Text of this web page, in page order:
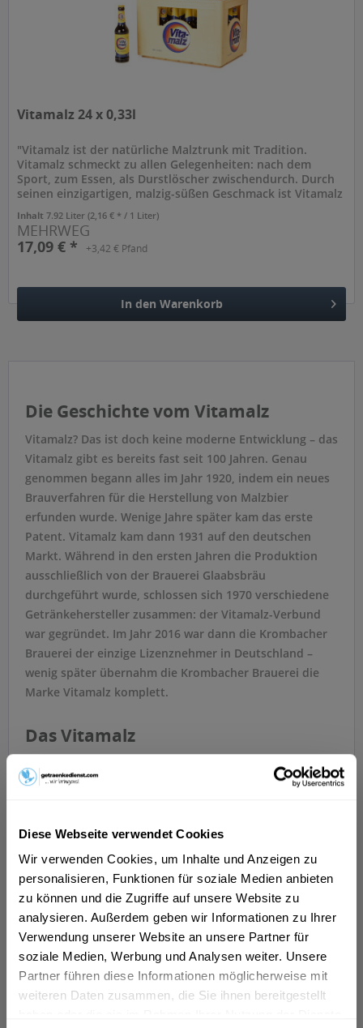
Diese Webseite verwendet Cookies
Wir verwenden Cookies, um Inhalte und Anzeigen zu
personalisieren, Funktionen für soziale Medien anbieten
zu können und die Zugriffe auf unsere Website zu
analysieren. Außerdem geben wir Informationen zu Ihrer
Verwendung unserer Website an unsere Partner für
soziale Medien, Werbung und Analysen weiter. Unsere
Partner führen diese Informationen möglicherweise mit
weiteren Daten zusammen, die Sie ihnen bereitgestellt
Vitamalz 24 x 0,33l
"Vitamalz ist der natürliche Malztrunk mit Tradition.
Vitamalz schmeckt zu allen Gelegenheiten: nach dem
Sport, zum Essen, als Durstlöscher zwischendurch. Durch
seinen einzigartigen, malzig-süßen Geschmack ist Vitamalz
Inhalt7.92 Liter(2,16 € * / 1 Liter)
MEHRWEG
17,09 € *
+3,42 € Pfand
In den Warenkorb
Die Geschichte vom Vitamalz
Vitamalz? Das ist doch keine moderne Entwicklung – das
Vitamalz gibt es bereits fast seit 100 Jahren. Genau
genommen begann alles im Jahr 1920, indem ein neues
Brauverfahren für die Herstellung von Malzbier
erfunden wurde. Wenige Jahre später kam das erste
Patent. Vitamalz kam dann 1931 auf den deutschen
Markt. Während in den ersten Jahren die Produktion
ausschließlich von der Brauerei Glaabsbräu
durchgeführt wurde, schlossen sich 1970 verschiedene
Getränkehersteller zusammen: der Vitamalz-Verbund
war gegründet. Im Jahr 2016 war dann die Krombacher
Brauerei der einzige Lizenznehmer in Deutschland –
wenig später übernahm die Krombacher Brauerei die
Marke Vitamalz komplett.
Das Vitamalz
Die Marke Vitamalz umfasst genau ein Getränk: das
alkoholfreie Vitamalz. Ohne Alkohol ist das Vitamalz das
einzigartigen Geschmack wollen – seit vielen Jahren gibt
es das gleiche Rezept. Das prickelige, süße und zugleich
herbe Vitamalz bietet einen einzigartigen Geschmack.
Zusatzstoffe, tierische Inhaltsstoffe und Alkohol fehlen
komplett. Wer Vitamalz kauft, bekommt ein leckeres,
gesundes Erfrischungsgetränk, das im Alltag eine gute
Figur macht.
Wie wird das Vitamalz hergestellt?